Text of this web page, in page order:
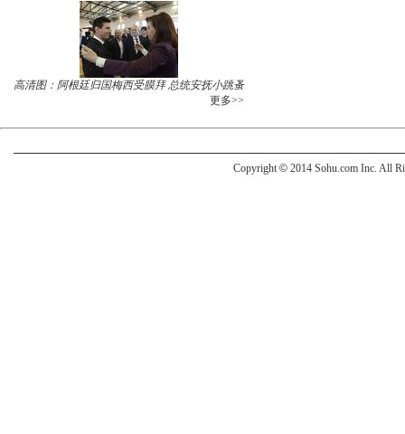
高清图：阿根廷归国梅西受膜拜 总统安抚小跳蚤
更多>>
Copyright © 2014 Sohu.com Inc. All